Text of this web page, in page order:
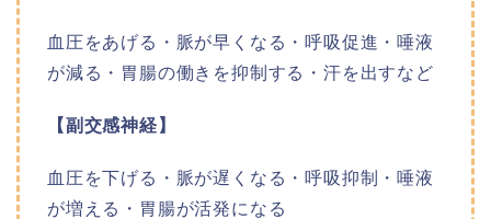
血圧をあげる・脈が早くなる・呼吸促進・唾液
が減る・胃腸の働きを抑制する・汗を出すなど
【副交感神経】
血圧を下げる・脈が遅くなる・呼吸抑制・唾液
が増える・胃腸が活発になる